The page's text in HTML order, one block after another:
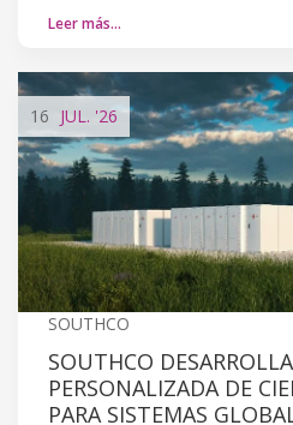
Leer más…
16 JUL. '26
SOUTHCO
SOUTHCO
PERSONALIZADA DE
PARA SISTEMAS